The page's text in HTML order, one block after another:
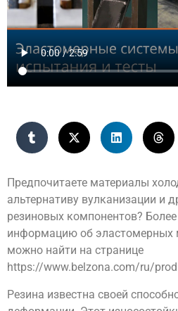
Предпочитаете материалы
альтернативу вулканизации и
резиновых компонентов?
информацию об эластомерных
можно найти на странице
https://www.belzona.com/ru/
Резина известна своей